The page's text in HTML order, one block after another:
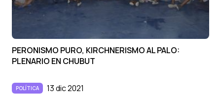
PERONISMO PURO, KIRCHNERISMO AL PALO:
PLENARIO EN CHUBUT
POLÍTICA 13 dic 2021